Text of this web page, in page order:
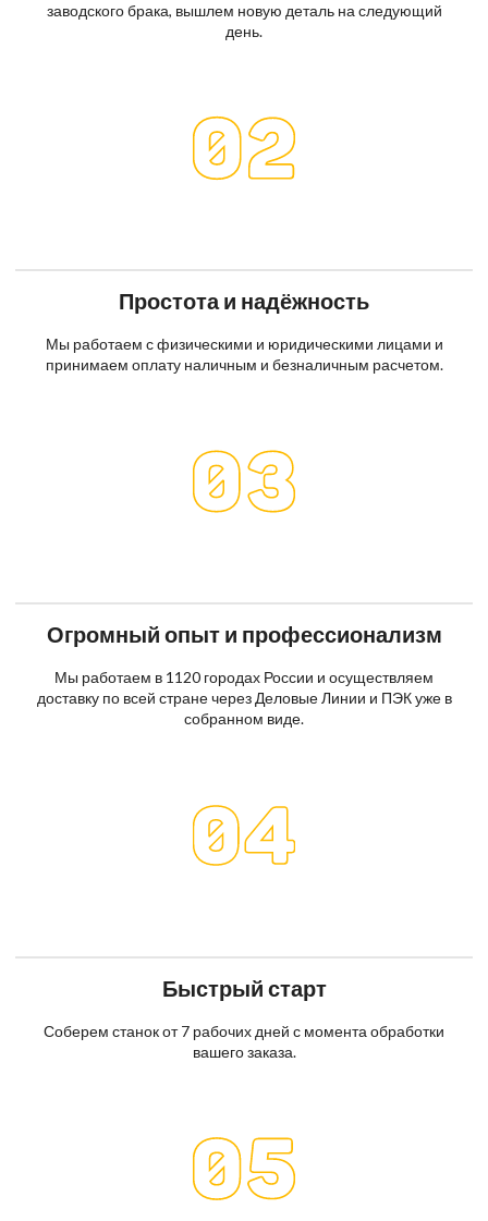
заводского брака, вышлем новую деталь на следующий
день.
Простота и надёжность
Мы работаем с физическими и юридическими лицами и
принимаем оплату наличным и безналичным расчетом.
Огромный опыт и профессионализм
Мы работаем в 1120 городах России и осуществляем
доставку по всей стране через Деловые Линии и ПЭК уже в
собранном виде.
Быстрый старт
Соберем станок от 7 рабочих дней с момента обработки
вашего заказа.